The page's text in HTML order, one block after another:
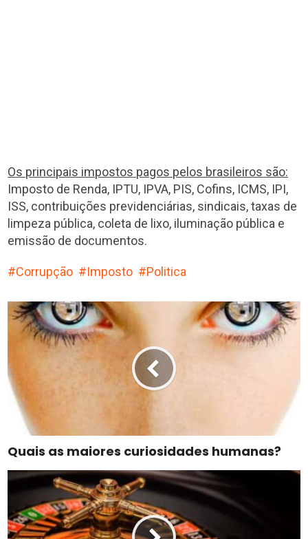
Os principais impostos pagos pelos brasileiros são:
Imposto de Renda, IPTU, IPVA, PIS, Cofins, ICMS, IPI,
ISS, contribuições previdenciárias, sindicais, taxas de
limpeza pública, coleta de lixo, iluminação pública e
emissão de documentos.
Corrupção Imposto Politica
Quais as maiores curiosidades humanas?